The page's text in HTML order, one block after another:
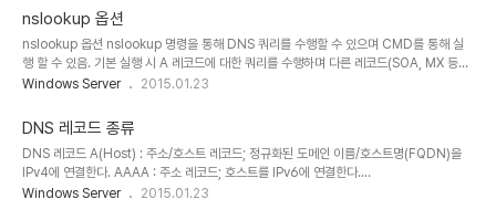
NPS -> 시스템 상태 검사기 -> Windows 보안 상태 검사기 -> 설정 -> 기본 구성 ->
방화벽만 체크(테스트를위해) [정책 설정] * NAP 클라이언트 구성 * 컴퓨터 구성 -> 정책
-> Windows 설정 -> 보안 설정 -> 네트워크 액세스 ..
nslookup 옵션
nslookup 옵션 nslookup 명령을 통해 DNS 쿼리를 수행할 수 있으며 CMD를 통해 실
행 할 수 있음. 기본 실행 시 A 레코드에 대한 쿼리를 수행하며 다른 레코드(SOA, MX 등등)
에 대한 쿼리는 아래의 옵션을 통해 변경할 수 있다. A 레코드 쿼리(nslookup 실행 시 기본
TXT 레코드 쿼리 set type=txt 모든 레코드 쿼리 set type=all 쿼리할 DNS 서버를 변
경 할때는 아래의 옵션을 통해 가능함. server 예) KT DNS에 쿼리 server
168.126.63.1 또는 server kns.kornet.net 끝.
Windows Server 2015.01.23
DNS 레코드 종류
DNS 레코드 A(Host) : 주소/호스트 레코드; 정규화된 도메인 이름/호스트명(FQDN)을
IPv4에 연결한다. AAAA : 주소 레코드; 호스트를 IPv6에 연결한다.
CNAME(Canonical NAME): 별칭 레코드; 실제 호스트명(A레코드)과 연결되는 별칭,별
Windows Server 2015.01.23